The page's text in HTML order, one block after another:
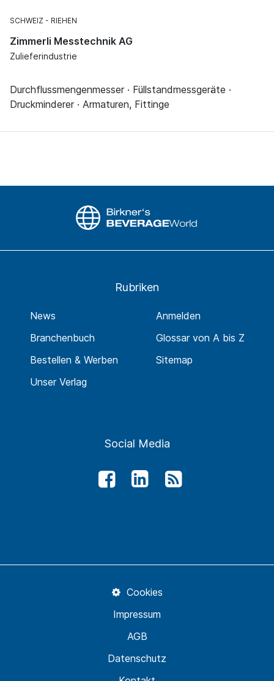
SCHWEIZ RIEHEN
Zimmerli Messtechnik AG
Zulieferindustrie
Durchflussmengenmesser · Füllstandmessgeräte ·
Druckminderer · Armaturen, Fittinge
Rubriken
News
Branchenbuch
Bestellen & Werben
Unser Verlag
Anmelden
Glossar von A bis Z
Sitemap
Social Media
Datenschutz
AGB
Impressum
Cookies